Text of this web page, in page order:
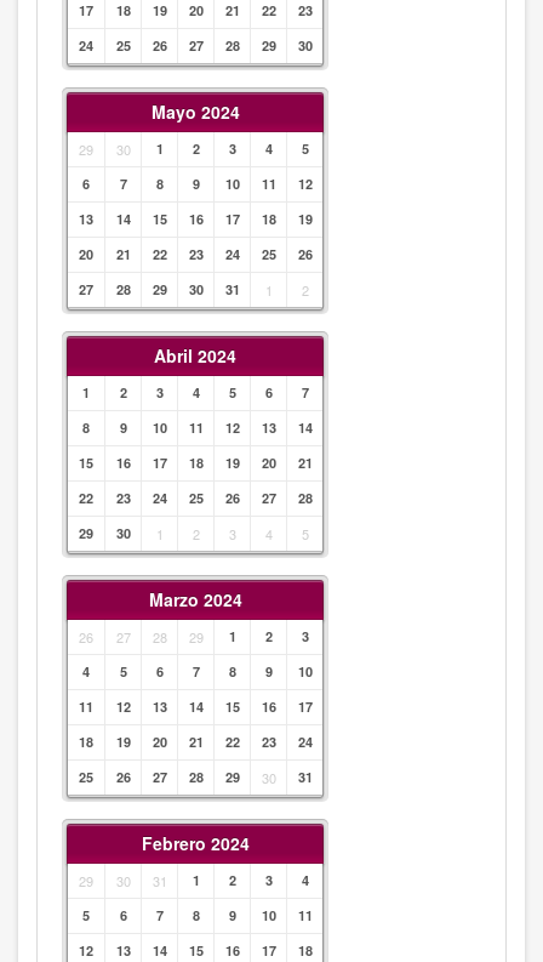
17
18 19 20 21 22
23
24
25 26 27 28 29 30
Mayo 2024
29 30 1 2 3 4
5
6
7 8 9 10 11
12
13
14 15 16 17 18
19
20
21 22 23 24 25
26
27
28 29 30 31 1 2
Abril 2024
1 2 3 4 5 6
7
8
9 10 11 12 13
14
15
16 17 18 19 20
21
22
23 24 25 26 27
28
29
30 1 2 3 4 5
Marzo 2024
26 27 28 29 1 2
3
4
5 6 7 8 9
10
11
12 13 14 15 16
17
18
19 20 21 22 23
24
25
26 27 28 29 30 31
Febrero 2024
29 30 31 1 2 3
4
5
6 7 8 9 10
11
12
13 14 15 16 17
18